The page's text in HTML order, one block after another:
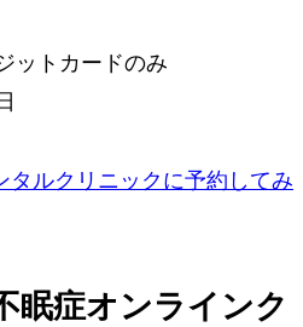
ットカードのみ
タルクリニックに予約してみ
眠症オンラインク